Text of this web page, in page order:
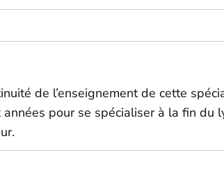
de l’enseignement de cette
pour se spécialiser à la fin du